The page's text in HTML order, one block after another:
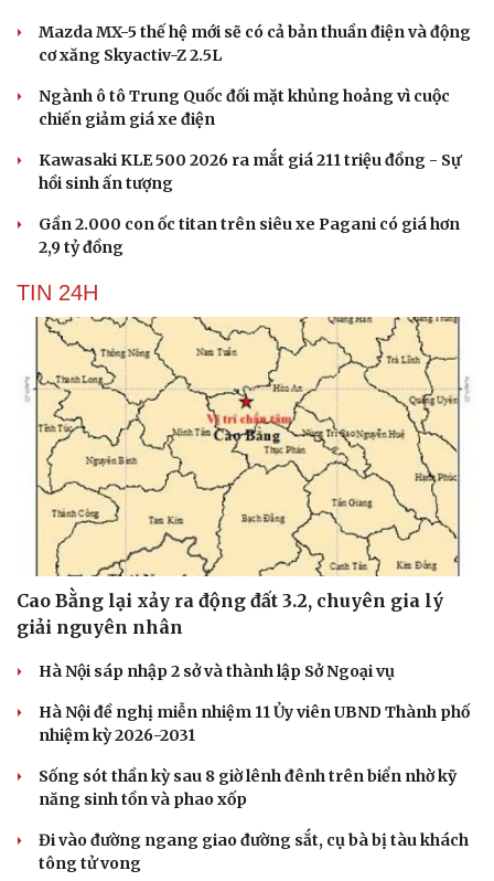
Mazda MX-5 thế hệ mới sẽ có cả bản thuần điện và động
cơ xăng Skyactiv-Z 2.5L
Ngành ô tô Trung Quốc đối mặt khủng hoảng vì cuộc
chiến giảm giá xe điện
Kawasaki KLE 500 2026 ra mắt giá 211 triệu đồng - Sự
hồi sinh ấn tượng
Gần 2.000 con ốc titan trên siêu xe Pagani có giá hơn
2,9 tỷ đồng
TIN 24H
Cao Bằng lại xảy ra động đất 3.2, chuyên gia lý
giải nguyên nhân
Hà Nội sáp nhập 2 sở và thành lập Sở Ngoại vụ
Hà Nội đề nghị miễn nhiệm 11 Ủy viên UBND Thành phố
nhiệm kỳ 2026-2031
Sống sót thần kỳ sau 8 giờ lênh đênh trên biển nhờ kỹ
năng sinh tồn và phao xốp
Đi vào đường ngang giao đường sắt, cụ bà bị tàu khách
tông tử vong